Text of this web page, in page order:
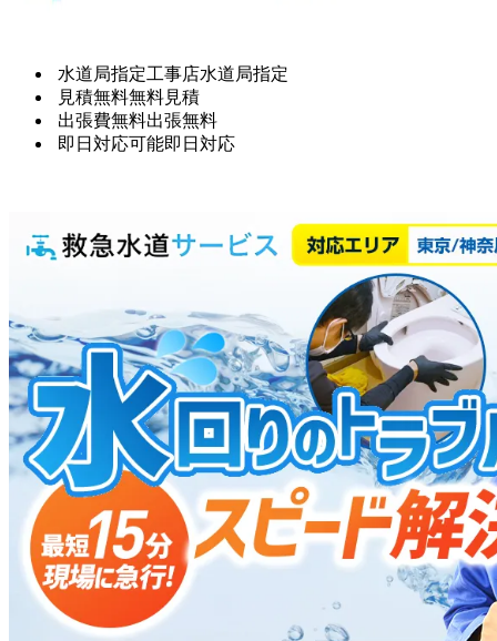
水道局指定工事店水道局指定
見積無料無料見積
出張費無料出張無料
即日対応可能即日対応